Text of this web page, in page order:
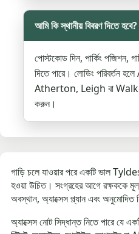
আমি কি স্থানীয় বিবরণ দিতে হবে?
পোস্টকোড দিন, পার্কিং পজিশন,
দিতে পারে। লোডিং
Atherton, Leigh বা
করুন।
গাড়ি চলে যাওয়ার পরে একটি ভাল
হওয়া উচিত। সংগ্রহের আগে রক্ষককে
অবস্থান, অ্যাক্সেস প্ল্যান এবং অনুমোদিত
অ্যাক্সেস নোট সিদ্ধান্ত নিতে পারে যে